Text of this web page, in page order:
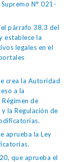
N° 021-
párrafo 38.3 del
establece la
legales en el
crea la Autoridad
a la
de
la Regulación de
aprueba la Ley
que aprueba el